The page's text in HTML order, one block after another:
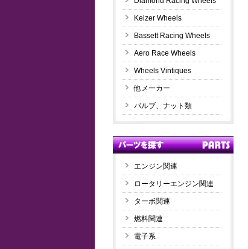
Keizer Wheels
Bassett Racing Wheels
Aero Race Wheels
Wheels Vintiques
他メーカー
バルブ、ナット類
エンジン関連
ロータリーエンジン関連
ターボ関連
燃料関連
電子系